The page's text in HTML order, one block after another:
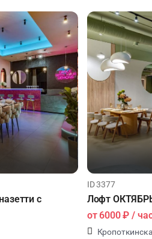
с
ID 3377
Лофт
от6000 ₽ /